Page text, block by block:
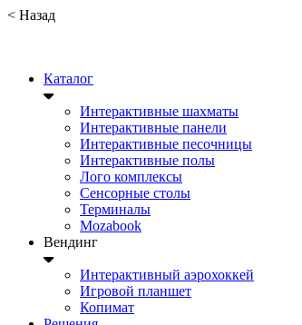
< Назад
Каталог
Интерактивные шахматы
Интерактивные панели
Интерактивные песочницы
Интерактивные полы
Лого комплексы
Сенсорные столы
Терминалы
Mozabook
Вендинг
Интерактивный аэрохоккей
Игровой планшет
Копимат